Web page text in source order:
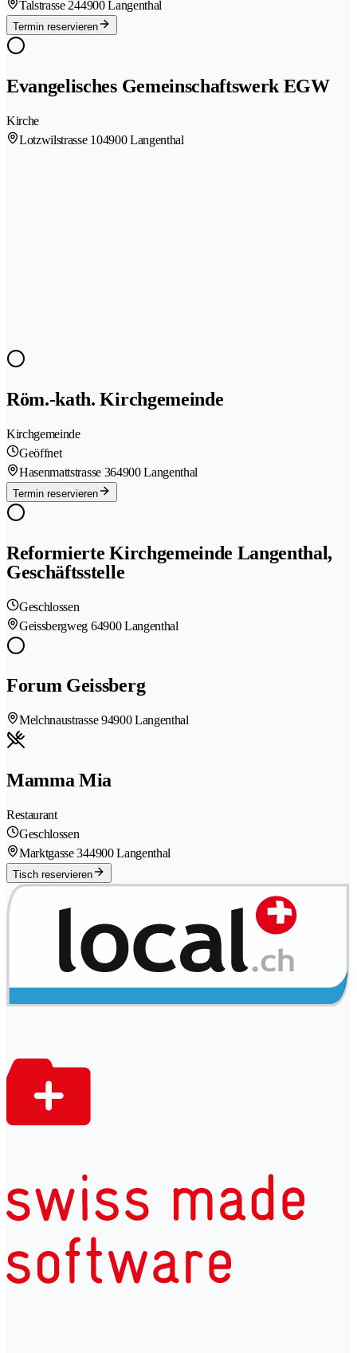
Talstrasse 244900 Langenthal
Termin reservieren
Evangelisches Gemeinschaftswerk EGW
Kirche
Lotzwilstrasse 104900 Langenthal
Röm.-kath. Kirchgemeinde
Kirchgemeinde
Geöffnet
Hasenmattstrasse 364900 Langenthal
Termin reservieren
Reformierte Kirchgemeinde Langenthal,
Geschäftsstelle
Geschlossen
Geissbergweg 64900 Langenthal
Forum Geissberg
Melchnaustrasse 94900 Langenthal
Mamma Mia
Restaurant
Geschlossen
Marktgasse 344900 Langenthal
Tisch reservieren